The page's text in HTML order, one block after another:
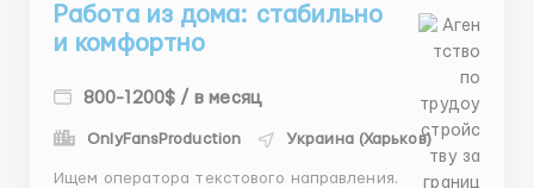
Работа из дома: стабильно
и комфортно
800-1200$ / в месяц
OnlyFansProduction Украина (Харьков)
Ищем оператора текстового направления.